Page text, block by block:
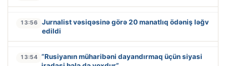
13:56
Jurnalist vəsiqəsinə görə 20 manatlıq ödəniş ləğv
edildi
13:54 “Rusiyanın müharibəni dayandırmaq üçün siyasi